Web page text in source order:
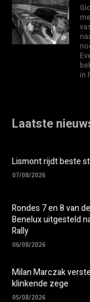
in
Laatste
Lismont rijdt beste
07/08/2026
Rondes 7 en 8 van
Benelux uitgesteld
Rally
06/08/2026
Milan Marczak
klinkende zege
05/08/2026